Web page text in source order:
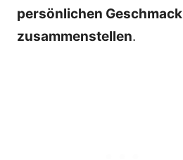
persönlichen Geschmack
zusammenstellen.